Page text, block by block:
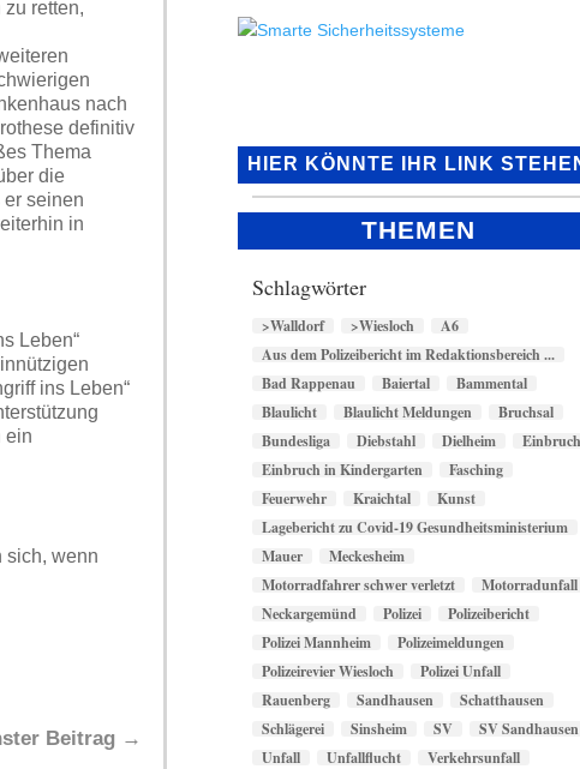
retten,
nach
definitiv
Thema
die
seinen
in
Leben“
ins Leben“
ein
sich, wenn
Beitrag→
HIER KÖNNTE IHR LINK
THEMEN
Schlagwörter
>Walldorf >Wiesloch
A6
Aus dem Polizeibericht im Redaktionsbereich ...
Bad Rappenau
Baiertal
Bammental
Blaulicht
Blaulicht Meldungen
Bruchsal
Bundesliga
Diebstahl Dielheim
Einbruch in Kindergarten
Fasching
Feuerwehr
Kraichtal
Kunst
Lagebericht zu Covid-19 Gesundheitsministerium
Mauer
Meckesheim
Motorradfahrer schwer verletzt
Motorradunfall
Neckargemünd
Polizei
Polizeibericht
Polizei Mannheim
Polizeimeldungen
Polizeirevier Wiesloch
Polizei Unfall
Rauenberg
Sandhausen
Schatthausen
Schlägerei
Sinsheim SV
SV Sandhausen
Unfall
Unfallflucht
Verkehrsunfall